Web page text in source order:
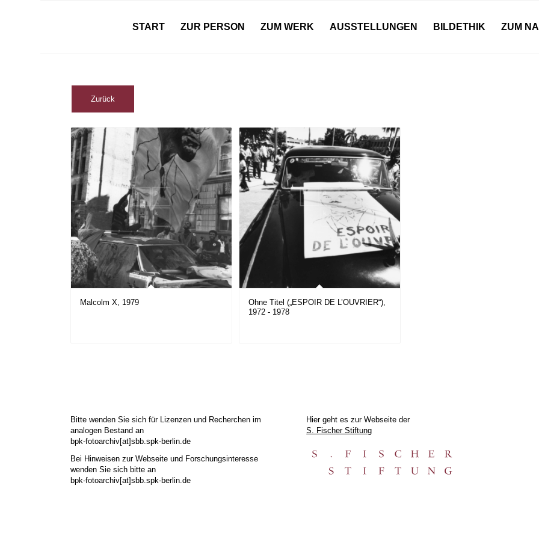
START ZUR PERSON ZUM WERK AUSSTELLUNGEN BILDETHIK ZUM
Malcolm X, 1979
Ohne Titel („ESPOIR DE L’OUVRIER“),
1972 - 1978
Bitte wenden Sie sich für Lizenzen und Recherchen im
analogen Bestand an
bpk-fotoarchiv[at]sbb.spk-berlin.de
Bei Hinweisen zur Webseite und Forschungsinteresse
wenden Sie sich bitte an
bpk-fotoarchiv[at]sbb.spk-berlin.de
Hier geht es zur Webseite der
S. Fischer Stiftung